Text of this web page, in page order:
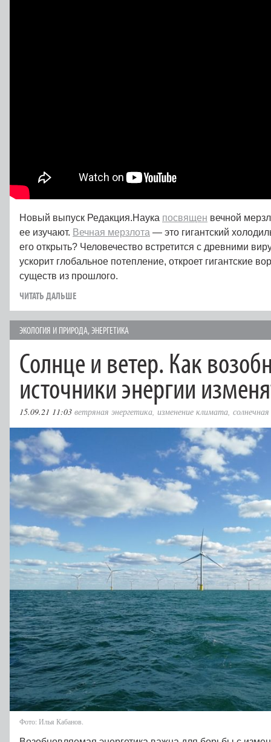
Новый выпуск Редакция.Наука посвящен вечной
ее изучают. Вечная мерзлота — это гигантский
его открыть? Человечество встретится с древними
ускорит глобальное потепление, откроет гигантские
существ из прошлого.
ЧИТАТЬ ДАЛЬШЕ
ЭКОЛОГИЯ И ПРИРОДА,ЭНЕРГЕТИКА
Солнце и ветер. Как
источники энергии
15.09.21 11:03 ветряная энергетика, изменение климата,
Фото: Илья Кабанов.